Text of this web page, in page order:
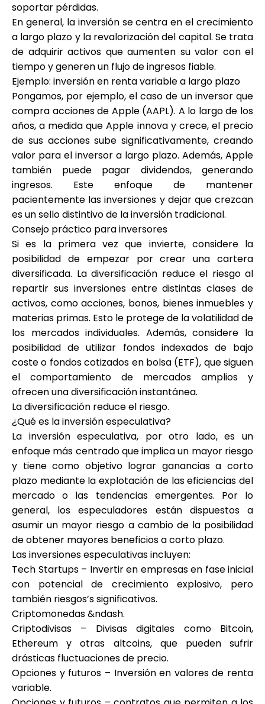
soportar pérdidas.
En general, la inversión se centra en el crecimiento
a largo plazo y la revalorización del capital. Se trata
de adquirir activos que aumenten su valor con el
tiempo y generen un flujo de ingresos fiable.
Ejemplo: inversión en renta variable a largo plazo
Pongamos, por ejemplo, el caso de un inversor que
compra acciones de Apple (AAPL). A lo largo de los
años, a medida que Apple innova y crece, el precio
de sus acciones sube significativamente, creando
valor para el inversor a largo plazo. Además, Apple
también puede pagar dividendos, generando
ingresos. Este enfoque de mantener
pacientemente las inversiones y dejar que crezcan
es un sello distintivo de la inversión tradicional.
Consejo práctico para inversores
Si es la primera vez que invierte, considere la
posibilidad de empezar por crear una cartera
diversificada. La diversificación reduce el riesgo al
repartir sus inversiones entre distintas clases de
activos, como acciones, bonos, bienes inmuebles y
materias primas. Esto le protege de la volatilidad de
los mercados individuales. Además, considere la
posibilidad de utilizar fondos indexados de bajo
coste o fondos cotizados en bolsa (ETF), que siguen
el comportamiento de mercados amplios y
ofrecen una diversificación instantánea.
La diversificación reduce el riesgo.
¿Qué es la inversión especulativa?
La inversión especulativa, por otro lado, es un
enfoque más centrado que implica un mayor riesgo
y tiene como objetivo lograr ganancias a corto
plazo mediante la explotación de las eficiencias del
mercado o las tendencias emergentes. Por lo
general, los especuladores están dispuestos a
asumir un mayor riesgo a cambio de la posibilidad
de obtener mayores beneficios a corto plazo.
Las inversiones especulativas incluyen:
Tech Startups – Invertir en empresas en fase inicial
con potencial de crecimiento explosivo, pero
también riesgos’s significativos.
Criptomonedas &ndash.
Criptodivisas – Divisas digitales como Bitcoin,
Ethereum y otras altcoins, que pueden sufrir
drásticas fluctuaciones de precio.
Opciones y futuros – Inversión en valores de renta
variable.